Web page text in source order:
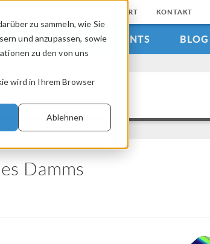
zu sammeln, wie Sie
und anzupassen, sowie
zu den von uns
wird in Ihrem Browser
Ablehnen
SUPPORT KONTAKT
VIDEOS EVENTS BLOG
Damms